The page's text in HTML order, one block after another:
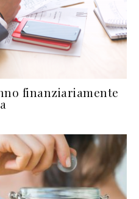
finanziariamente